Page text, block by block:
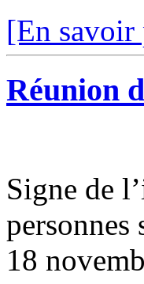
[En savoir
Réunion
Signe de
personnes
18